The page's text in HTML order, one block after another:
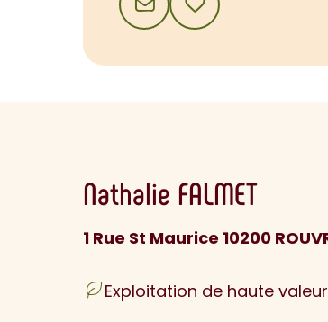
CONTACTAJOUTER AUX
Nathalie FALMET
1 Rue St Maurice 10200
Exploitation de haute